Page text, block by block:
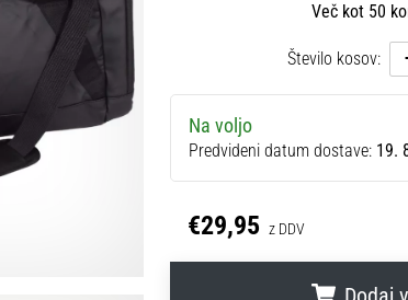
Več kot 50
Število kosov:
Na voljo
Predvideni datum dostave: 19.
€29,95 z DDV